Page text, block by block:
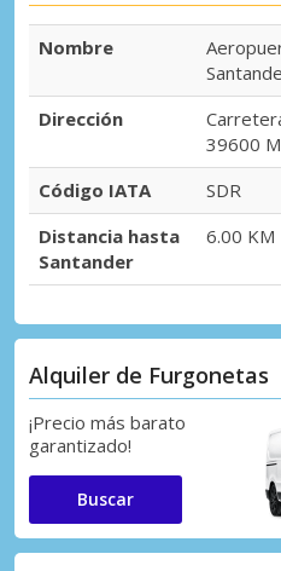
Nombre
Dirección
39600
Código IATA
SDR
Distancia hasta
Santander
6.00 KM
Alquiler de Furgonetas
¡Precio más barato
garantizado!
Buscar